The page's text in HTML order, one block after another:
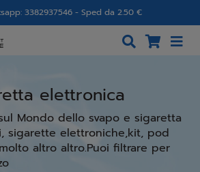
3382937546 - Sped da 2.50 €
elettronica
Mondo dello svapo e sigaretta
sigarette elettroniche,kit, pod
altro altro.Puoi filtrare per